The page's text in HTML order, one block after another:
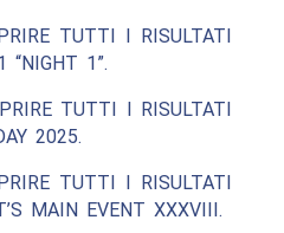
TUTTI I RISULTATI
“NIGHT 1”.
TUTTI I RISULTATI
2025.
TUTTI I RISULTATI
MAIN EVENT XXXVIII.